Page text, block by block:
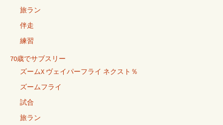
旅ラン
伴走
練習
70歳でサブスリー
ズームX ヴェイパーフライ ネクスト％
ズームフライ
試合
旅ラン